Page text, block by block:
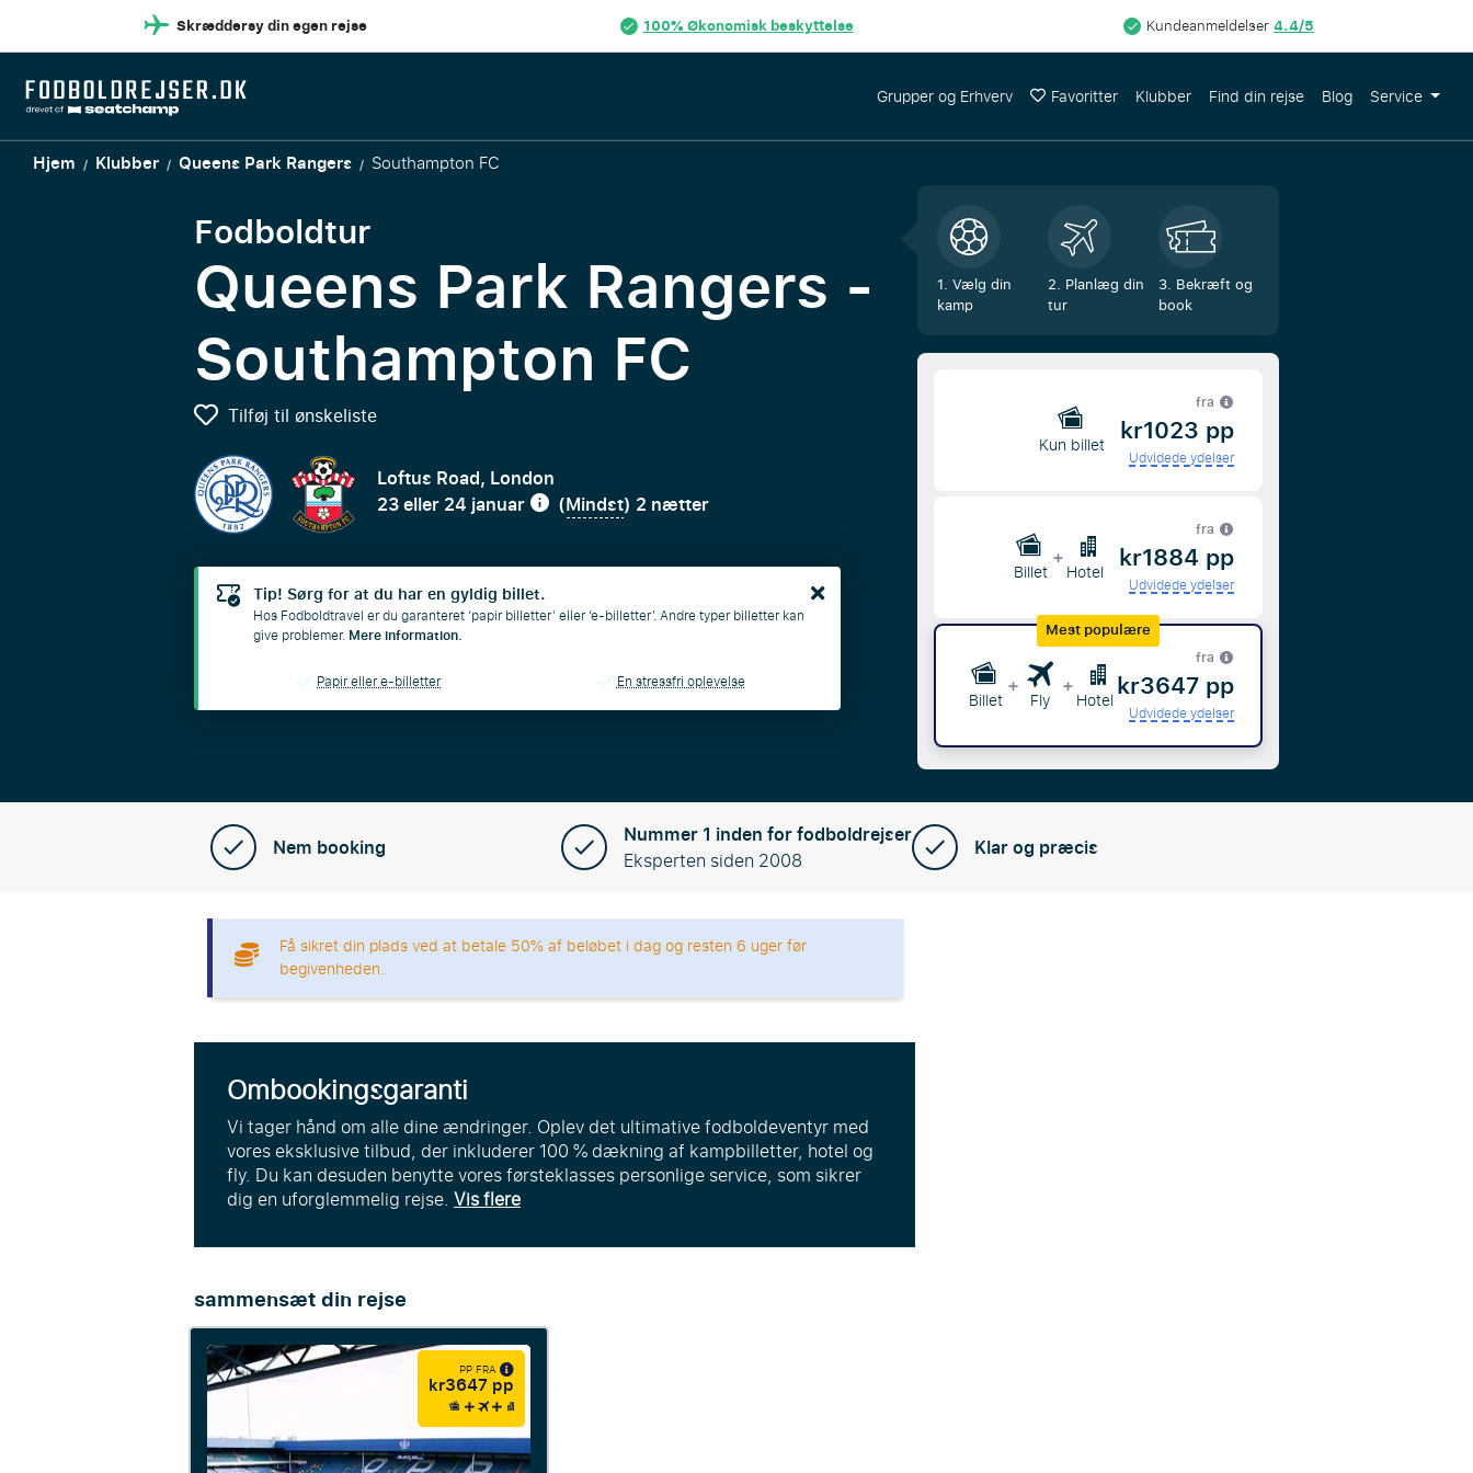
Skræddersy din egen rejse 100% Økonomisk beskyttelse Kundeanmeldelser4.4/5
Grupper og Erhverv Favoritter Klubber Find din rejse Blog Service
Hjem / Klubber / Queens Park Rangers / Southampton FC
Fodboldtur
Queens Park Rangers -
Southampton FC
Tilføj til ønskeliste
Loftus Road, London
23 eller 24 januar
(Mindst) 2 nætter
Tip! Sørg for at du har en gyldig billet.
Hos Fodboldtravel er du garanteret ‘papir billetter’ eller ‘e-billetter’. Andre typer billetter kan
give problemer.Mere information.
Papir eller e-billetter
En stressfri oplevelse
1. Vælg din
kamp
2. Planlæg din
tur
3. Bekræft og
book
Kun billet
fra
kr1023 pp
Udvidede ydelser
Billet +Hotel
fra
kr1884 pp
Udvidede ydelser
Mest populære
Billet + Fly +Hotel
fra
kr3647 pp
Udvidede ydelser
Nem booking Nummer 1 inden for fodboldrejser
Eksperten siden 2008 Klar og præcis
Få sikret din plads ved at betale 50% af beløbet i dag og resten 6 uger før
begivenheden.
Ombookingsgaranti
Vi tager hånd om alle dine ændringer. Oplev det ultimative fodboldeventyr med
vores eksklusive tilbud, der inkluderer 100 % dækning af kampbilletter, hotel og
fly. Du kan desuden benytte vores førsteklasses personlige service, som sikrer
dig en uforglemmelig rejse. Vis flere
sammensæt din rejse
PP FRA
kr3647 pp